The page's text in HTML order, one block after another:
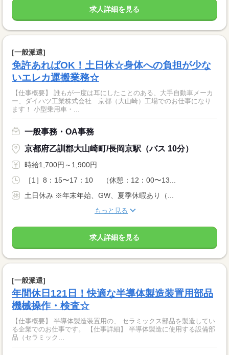
求人詳細を見る
[一般派遣]
免許あればOK！土日休☆身体への負担が少な
いエレカ運搬業務☆
【仕事概要】 誰もが一度は耳にしたことのある、大手自動車メーカ
ー、ダイハツ工業株式会社 京都（大山崎）工場でのお仕事になり
ます！ 小型乗用車・...
一般事務・OA事務
京都府乙訓郡大山崎町/長岡京駅（バス 10分）
時給1,700円～1,900円
［1］8：15〜17：10 （休憩：12：00〜13...
土日休み ※年末年始、GW、夏季休暇あり（...
もっと見る
求人詳細を見る
[一般派遣]
年間休日121日！快適な半導体製造装置用部品
機械操作・検査☆
【仕事概要】 半導体製造装置用の、 セラミックス部品を製造してい
る企業でのお仕事です。 【仕事詳細】 半導体製造に使用する設備部
品（セラミック...